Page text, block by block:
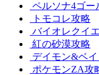
ペルソナ4ゴー
トモコレ攻略
バイオレクイ
紅の砂漠攻略
デイモン&ベ
ポケモンZA攻